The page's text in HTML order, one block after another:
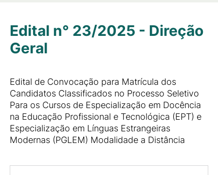
Edital n° 23/2025 - Direção
Geral
Edital de Convocação para Matrícula dos
Candidatos Classificados no Processo Seletivo
Para os Cursos de Especialização em Docência
na Educação Profissional e Tecnológica (EPT) e
Especialização em Línguas Estrangeiras
Modernas (PGLEM) Modalidade a Distância